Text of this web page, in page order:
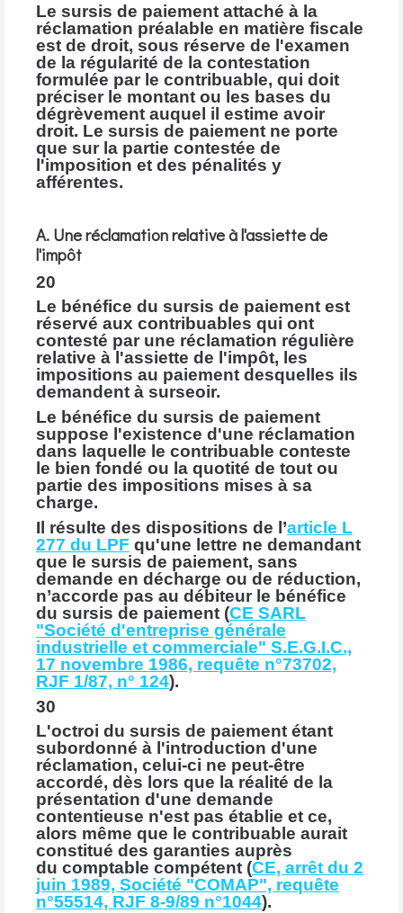
Le sursis de paiement attaché à la
réclamation préalable en matière fiscale
est de droit, sous réserve de l'examen
de la régularité de la contestation
formulée par le contribuable, qui doit
préciser le montant ou les bases du
dégrèvement auquel il estime avoir
droit. Le sursis de paiement ne porte
que sur la partie contestée de
l'imposition et des pénalités y
afférentes.
A. Une réclamation relative à l'assiette de
l'impôt
20
Le bénéfice du sursis de paiement est
réservé aux contribuables qui ont
contesté par une réclamation régulière
relative à l'assiette de l'impôt, les
impositions au paiement desquelles ils
demandent à surseoir.
Le bénéfice du sursis de paiement
suppose l'existence d'une réclamation
dans laquelle le contribuable conteste
le bien fondé ou la quotité de tout ou
partie des impositions mises à sa
charge.
Il résulte des dispositions de l’article L
277 du LPF qu'une lettre ne demandant
que le sursis de paiement, sans
demande en décharge ou de réduction,
n’accorde pas au débiteur le bénéfice
du sursis de paiement (CE SARL
"Société d'entreprise générale
industrielle et commerciale" S.E.G.I.C.,
17 novembre 1986, requête n°73702,
RJF 1/87, n° 124).
30
L'octroi du sursis de paiement étant
subordonné à l'introduction d'une
réclamation, celui-ci ne peut-être
accordé, dès lors que la réalité de la
présentation d'une demande
contentieuse n'est pas établie et ce,
alors même que le contribuable aurait
constitué des garanties auprès
du comptable compétent (CE, arrêt du 2
juin 1989, Société "COMAP", requête
n°55514, RJF 8-9/89 n°1044).